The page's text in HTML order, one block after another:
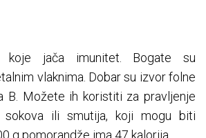
koje jača imunitet. Bogate su
vlaknima. Dobar su izvor folne
B. Možete ih koristiti za pravljenje
sokova ili smutija, koji mogu biti
g pomorandže ima 47 kalorija.